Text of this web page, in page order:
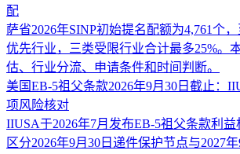
配
萨省2026年SINP初始提名配额为4,761个
优先行业，三类受限行业合计最多25%。
估、行业分流、申请条件和时间判断。
美国EB-5祖父条款2026年9月30日截止：
项风险核对
IIUSA于2026年7月发布EB-5祖父条款利
区分2026年9月30日递件保护节点与2027